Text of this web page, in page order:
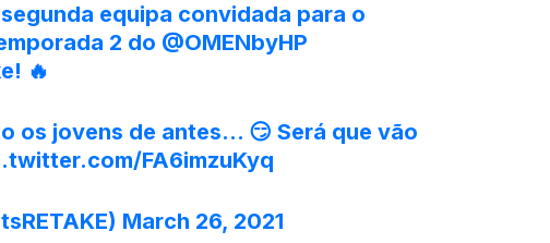
equipa convidada para o
2 do @OMENbyHP
🔥
os jovens de antes… 😏 Será que vão
FA6imzuKyq
March 26, 2021